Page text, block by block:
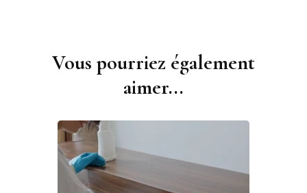
NavigationVous pourriez également
aimer...